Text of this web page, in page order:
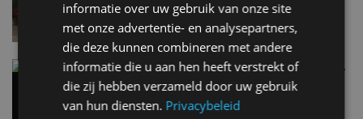
6 aug
Carbon fibre op je laadkabel: nergens voor nodig,
en precies daarom geweldig
informatie over uw gebruik van onze site
met onze advertentie- en analysepartners,
die deze kunnen combineren met andere
informatie die u aan hen heeft verstrekt of
die zij hebben verzameld door uw gebruik
van hun diensten. Privacybeleid